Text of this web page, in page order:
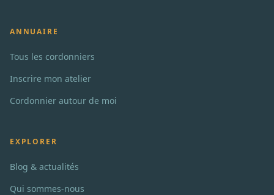
ANNUAIRE
Tous les cordonniers
Inscrire mon atelier
Cordonnier autour de moi
EXPLORER
Blog & actualités
Qui sommes-nous